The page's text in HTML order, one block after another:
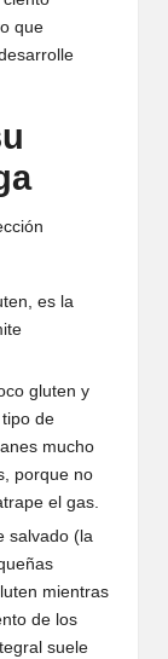
que
es la
gluten y
de
mucho
porque no
el gas.
salvado (la
mientras
de los
suele